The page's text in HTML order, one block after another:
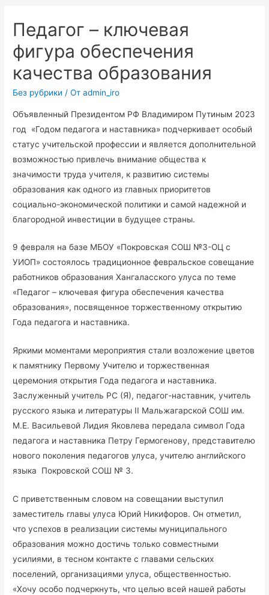
Педагог – ключевая
фигура обеспечения
качества образования
Без рубрики / От admin_iro
Объявленный Президентом РФ Владимиром Путиным 2023
год «Годом педагога и наставника» подчеркивает особый
статус учительской профессии и является дополнительной
возможностью привлечь внимание общества к
значимости труда учителя, к развитию системы
образования как одного из главных приоритетов
социально-экономической политики и самой надежной и
благородной инвестиции в будущее страны.
9 февраля на базе МБОУ «Покровская СОШ №3-ОЦ с
УИОП» состоялось традиционное февральское совещание
работников образования Хангаласского улуса по теме
«Педагог – ключевая фигура обеспечения качества
образования», посвященное торжественному открытию
Года педагога и наставника.
Яркими моментами мероприятия стали возложение цветов
к памятнику Первому Учителю и торжественная
церемония открытия Года педагога и наставника.
Заслуженный учитель РС (Я), педагог-наставник, учитель
русского языка и литературы II Мальжагарской СОШ им.
М.Е. Васильевой Лидия Яковлева передала символ Года
педагога и наставника Петру Гермогенову, представителю
нового поколения педагогов улуса, учителю английского
языка Покровской СОШ № 3.
С приветственным словом на совещании выступил
заместитель главы улуса Юрий Никифоров. Он отметил,
что успехов в реализации системы муниципального
образования можно достичь только совместными
усилиями, в тесном контакте с главами сельских
поселений, организациями улуса, общественностью.
«Хочу особо подчеркнуть, что целью всей нашей работы